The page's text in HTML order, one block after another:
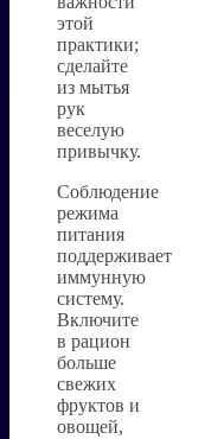
этой
практики;
сделайте
из мытья
рук
веселую
привычку.
Соблюдение
режима
питания
поддерживает
иммунную
систему.
Включите
в рацион
больше
свежих
фруктов и
овощей,